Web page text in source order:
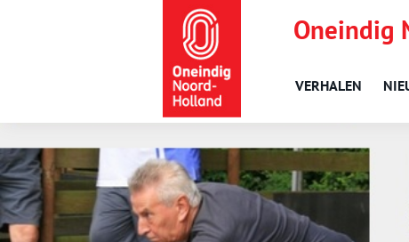
Oneindig
VERHALEN